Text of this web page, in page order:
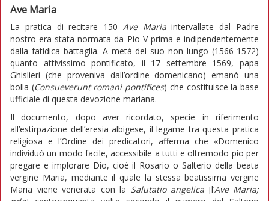
Ave Maria
La pratica di recitare 150 Ave Mariaintervallate dal Padre
nostro era stata normata da Pio V prima e indipendentemente
dalla fatidica battaglia. A metà del suo non lungo (1566-1572)
quanto attivissimo pontificato, il 17 settembre 1569, papa
Ghislieri (che proveniva dall’ordine domenicano) emanò una
bolla (Consueverunt romani pontifices) che costituisce la base
ufficiale di questa devozione mariana.
Il documento, dopo aver ricordato, specie in riferimento
all’estirpazione dell’eresia albigese, il legame tra questa pratica
religiosa e l’Ordine dei predicatori, afferma che «Domenico
individuò un modo facile, accessibile a tutti e oltremodo pio per
pregare e implorare Dio, cioè il Rosario o Salterio della beata
vergine Maria, mediante il quale la stessa beatissima vergine
Maria viene venerata con la Salutatio angelica [l’Ave Maria;